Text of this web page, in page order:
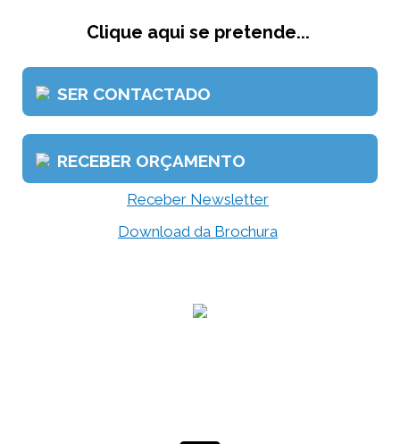
Clique aqui se pretende...
SER CONTACTADO
RECEBER ORÇAMENTO
Receber Newsletter
Download da Brochura